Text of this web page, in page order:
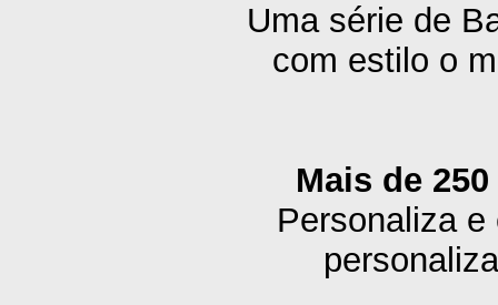
Uma série de
com estilo o
Mais de
Personaliza